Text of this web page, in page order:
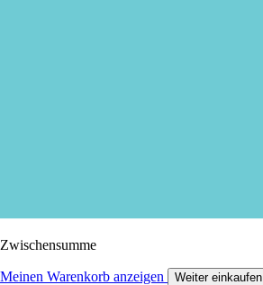
Zwischensumme
Meinen Warenkorb anzeigen Weiter einkaufen